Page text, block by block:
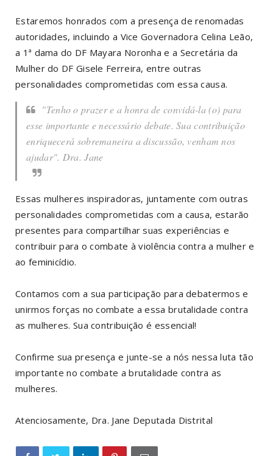
Estaremos honrados com a presença de renomadas
autoridades, incluindo a Vice Governadora Celina Leão,
a 1ª dama do DF Mayara Noronha e a Secretária da
Mulher do DF Gisele Ferreira, entre outras
personalidades comprometidas com essa causa.
"Tenho o prazer e a honra de convidá-la (o) para
esse importante e necessário debate. Sua contribuição
enriquecerá sobremaneira a discussão, venham nos
ajudar". Dra. Jane
Essas mulheres inspiradoras, juntamente com outras
personalidades comprometidas com a causa, estarão
presentes para compartilhar suas experiências e
contribuir para o combate à violência contra a mulher e
ao feminicídio.
Contamos com a sua participação para debatermos e
unirmos forças no combate a essa brutalidade contra
as mulheres. Sua contribuição é essencial!
Confirme sua presença e junte-se a nós nessa luta tão
importante no combate a brutalidade contra as
mulheres.
Atenciosamente, Dra. Jane Deputada Distrital